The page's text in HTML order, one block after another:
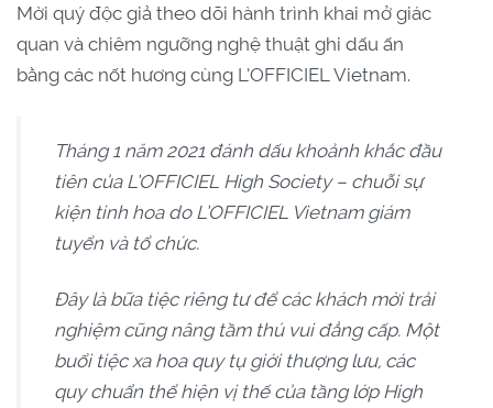
Mời quý độc giả theo dõi hành trình khai mở giác
quan và chiêm ngưỡng nghệ thuật ghi dấu ấn
bằng các nốt hương cùng L’OFFICIEL Vietnam.
Tháng 1 năm 2021 đánh dấu khoảnh khắc đầu
tiên của L’OFFICIEL High Society – chuỗi sự
kiện tinh hoa do L’OFFICIEL Vietnam giám
tuyển và tổ chức.
Đây là bữa tiệc riêng tư để các khách mời trải
nghiệm cũng nâng tầm thú vui đẳng cấp. Một
buổi tiệc xa hoa quy tụ giới thượng lưu, các
quy chuẩn thể hiện vị thế của tầng lớp High